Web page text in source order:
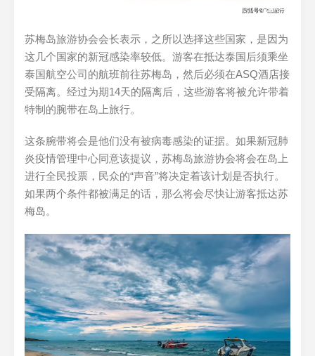
苏梅岛旅游协会会长表示，之所以选择这些国家，是因为
这几个国家的新冠感染率较低。游客在抵达泰国后须乘坐
泰国航空公司的航班前往苏梅岛，然后必须在ASQ酒店接
受隔离。经过为期14天的隔离后，这些游客将被允许带着
特制的腕带在岛上旅行。
这条腕带将会是他们没有被病毒感染的证据。如果新冠肺
炎疫情管理中心同意该提议，苏梅岛旅游协会将会在岛上
进行全民投票，民众的“声音”将决定着该计划是否执行。
如果两个条件都被满足的话，那么将会尽快让游客抵达苏
梅岛。